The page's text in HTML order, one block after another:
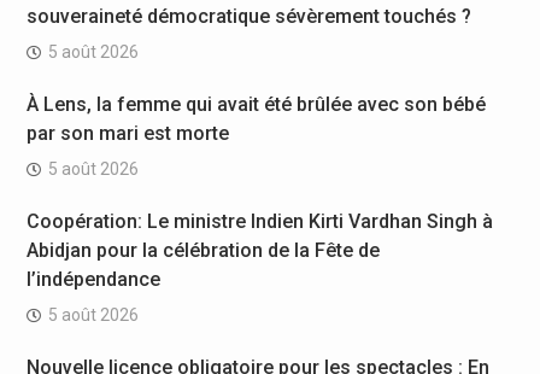
souveraineté démocratique sévèrement touchés ?
5 août 2026
À Lens, la femme qui avait été brûlée avec son bébé
par son mari est morte
5 août 2026
Coopération: Le ministre Indien Kirti Vardhan Singh à
Abidjan pour la célébration de la Fête de
l’indépendance
5 août 2026
Nouvelle licence obligatoire pour les spectacles : En